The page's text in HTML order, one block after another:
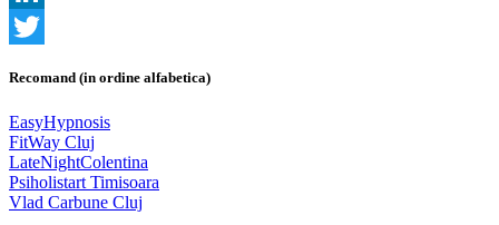
LinkedIn
Recomand (in ordine alfabetica)
EasyHypnosis
FitWay Cluj
LateNightColentina
Psiholistart Timisoara
Vlad Carbune Cluj